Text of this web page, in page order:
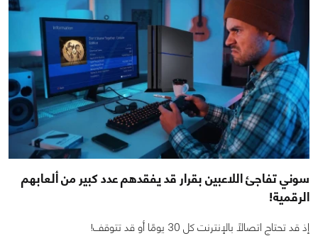
سوني تفاجئ اللاعبين بقرار قد يفقدهم عدد كبير من ألعابهم
الرقمية!
إذ قد تحتاج اتصالًا بالإنترنت كل 30 يومًا أو قد تتوقف!